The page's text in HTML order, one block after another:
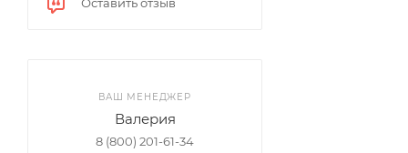
ВАШ МЕНЕДЖЕР
Валерия
8 (800) 201-61-34